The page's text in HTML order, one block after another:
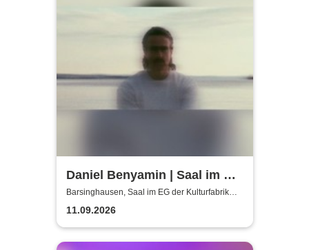
Daniel Benyamin | Saal im EG
der Kulturfabrik Krawatte
Barsinghausen, Saal im EG der Kulturfabrik
Krawatte
11.09.2026